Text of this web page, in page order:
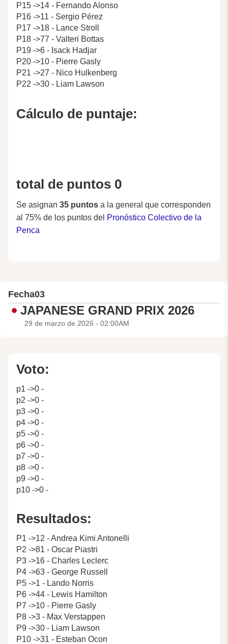
P15 ->14 - Fernando Alonso
P16 ->11 - Sergio Pérez
P17 ->18 - Lance Stroll
P18 ->77 - Valteri Bottas
P19 ->6 - Isack Hadjar
P20 ->10 - Pierre Gasly
P21 ->27 - Nico Hulkenberg
P22 ->30 - Liam Lawson
Cálculo de puntaje:
total de puntos 0
Se asignan 35 puntos a la general que corresponden
al 75% de los puntos del Pronóstico Colectivo de la
Penca
Fecha03
JAPANESE GRAND PRIX 2026
29 de marzo de 2026 - 02:00AM
Voto:
p1 ->0 -
p2 ->0 -
p3 ->0 -
p4 ->0 -
p5 ->0 -
p6 ->0 -
p7 ->0 -
p8 ->0 -
p9 ->0 -
p10 ->0 -
Resultados:
P1 ->12 - Andrea Kimi Antonelli
P2 ->81 - Oscar Piastri
P3 ->16 - Charles Leclerc
P4 ->63 - George Russell
P5 ->1 - Lando Norris
P6 ->44 - Lewis Hamilton
P7 ->10 - Pierre Gasly
P8 ->3 - Max Verstappen
P9 ->30 - Liam Lawson
P10 ->31 - Esteban Ocon